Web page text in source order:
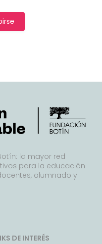
la mayor red
para la educación
alumnado y
DE INTERÉS